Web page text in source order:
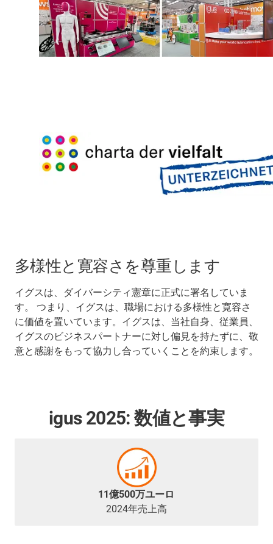
多様性と寛容さを尊重します
イグスは、ダイバーシティ憲章に正式に署名していま
す。 つまり、イグスは、職場における多様性と寛容さ
に価値を置いています。イグスは、当社自身、従業員、
イグスのビジネスパートナーに対し偏見を持たずに、敬
意と感謝をもって協力し合っていくことを約束します。
igus 2025: 数値と事実
11億500万ユーロ
2024年売上高